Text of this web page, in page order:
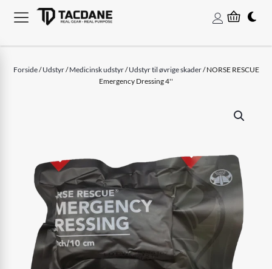
Forside/Udstyr/Medicinsk udstyr/Udstyr til øvrige skader/ NORSE RESCUE
Emergency Dressing 4''